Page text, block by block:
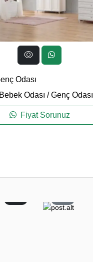
Odası
Odası /Genç Odası
Fiyat Sorunuz